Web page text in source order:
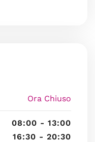
Ora Chiuso
08:00 - 13:00
16:30 - 20:30